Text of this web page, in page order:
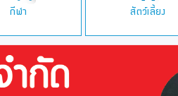
กีฬา สัตว์เลี้ยง